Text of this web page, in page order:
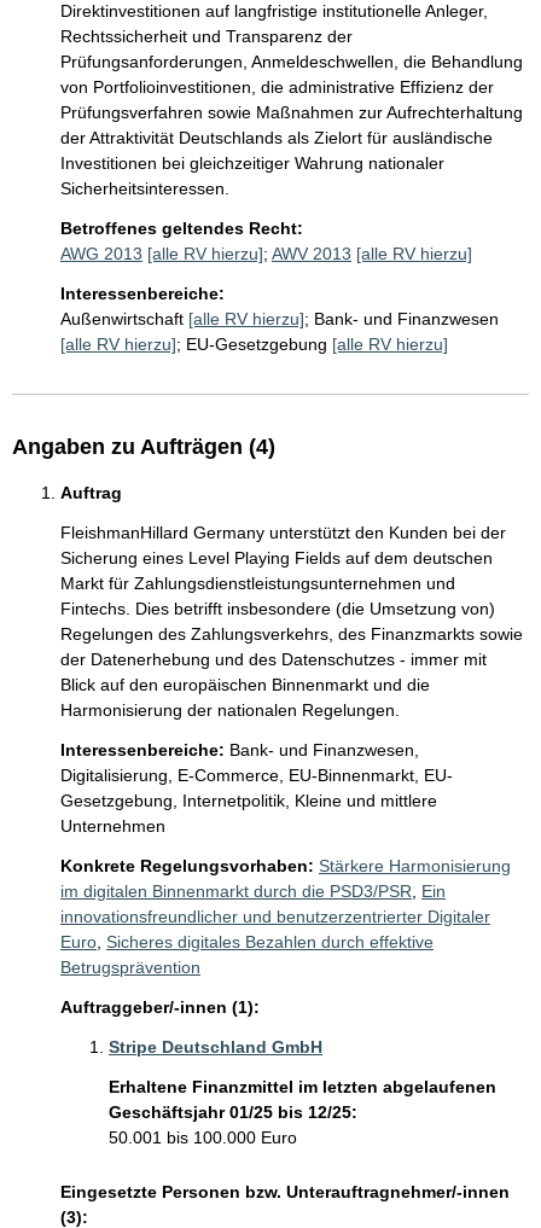
Direktinvestitionen auf langfristige institutionelle Anleger,
Rechtssicherheit und Transparenz der
Prüfungsanforderungen, Anmeldeschwellen, die Behandlung
von Portfolioinvestitionen, die administrative Effizienz der
Prüfungsverfahren sowie Maßnahmen zur Aufrechterhaltung
der Attraktivität Deutschlands als Zielort für ausländische
Investitionen bei gleichzeitiger Wahrung nationaler
Sicherheitsinteressen.
Betroffenes geltendes Recht:
AWG 2013 [alle RV hierzu]; AWV 2013 [alle RV hierzu]
Interessenbereiche:
Außenwirtschaft [alle RV hierzu]; Bank- und Finanzwesen
[alle RV hierzu]; EU-Gesetzgebung [alle RV hierzu]
Angaben zu Aufträgen (4)
Auftrag
FleishmanHillard Germany unterstützt den Kunden bei der
Sicherung eines Level Playing Fields auf dem deutschen
Markt für Zahlungsdienstleistungsunternehmen und
Fintechs. Dies betrifft insbesondere (die Umsetzung von)
Regelungen des Zahlungsverkehrs, des Finanzmarkts sowie
der Datenerhebung und des Datenschutzes - immer mit
Blick auf den europäischen Binnenmarkt und die
Harmonisierung der nationalen Regelungen.
Interessenbereiche: Bank- und Finanzwesen,
Digitalisierung, E-Commerce, EU-Binnenmarkt, EU-
Gesetzgebung, Internetpolitik, Kleine und mittlere
Unternehmen
Konkrete Regelungsvorhaben: Stärkere Harmonisierung
im digitalen Binnenmarkt durch die PSD3/PSR
Ein
innovationsfreundlicher und benutzerzentrierter Digitaler
Euro Sicheres digitales Bezahlen durch effektive
Betrugsprävention
Auftraggeber/-innen (1):
Stripe Deutschland GmbH
Erhaltene Finanzmittel im letzten abgelaufenen
Geschäftsjahr 01/25 bis 12/25:
50.001 bis 100.000 Euro
Eingesetzte Personen bzw. Unterauftragnehmer/-innen
(3):